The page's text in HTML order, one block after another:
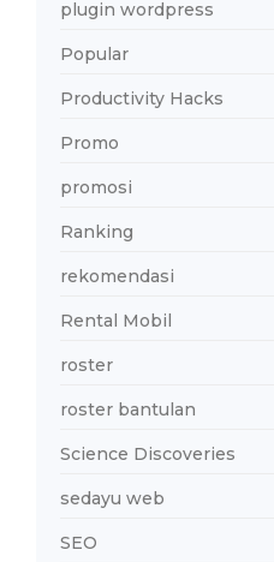
plugin wordpress
Popular
Productivity Hacks
Promo
promosi
Ranking
rekomendasi
Rental Mobil
roster
roster bantulan
Science Discoveries
sedayu web
SEO